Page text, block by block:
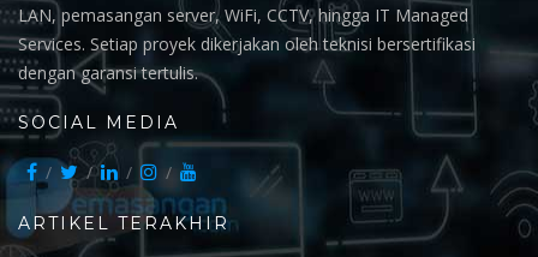
LAN, pemasangan server, WiFi, CCTV, hingga IT Managed
Services. Setiap proyek dikerjakan oleh teknisi bersertifikasi
dengan garansi tertulis.
SOCIAL MEDIA
ARTIKEL TERAKHIR